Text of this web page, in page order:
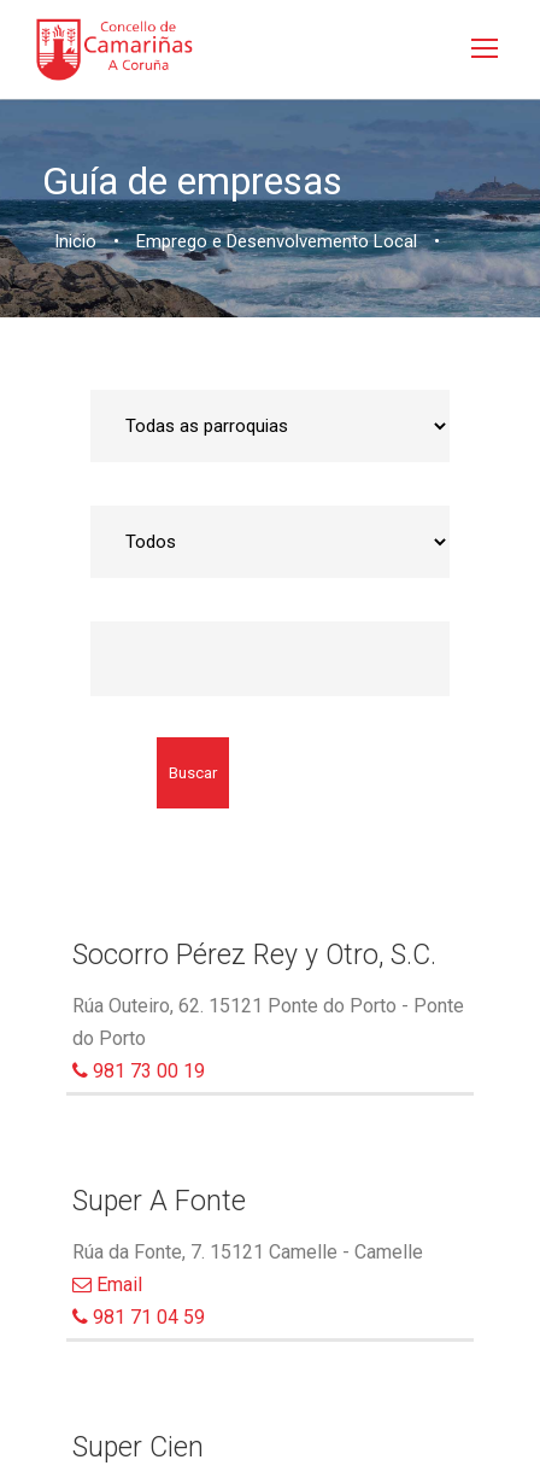
Guía de empresas
Inicio • Emprego e Desenvolvemento Local •
Buscar
Socorro Pérez Rey y Otro, S.C.
Rúa Outeiro, 62. 15121 Ponte do Porto - Ponte
do Porto
981 73 00 19
Super A Fonte
Rúa da Fonte, 7. 15121 Camelle - Camelle
Email
981 71 04 59
Super Cien